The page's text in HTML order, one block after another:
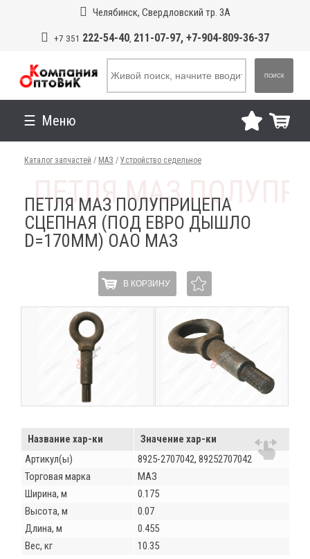
Челябинск, Свердловский тр. 3А
+7 351 222-54-40, 211-07-97, +7-904-809-36-37
ПОИСК
Меню
Каталог запчастей / МАЗ / Устройство седельное
ПЕТЛЯ МАЗ ПОЛУПРИЦЕПА
СЦЕПНАЯ (ПОД ЕВРО ДЫШЛО
D=170ММ) ОАО МАЗ
В КОРЗИНУ
Название хар-ки
Значение хар-ки
Артикул(ы)
8925-2707042, 89252707042
Торговая марка
МАЗ
Ширина, м
0.175
Высота, м
0.07
Длина, м
0.455
Вес, кг
10.35